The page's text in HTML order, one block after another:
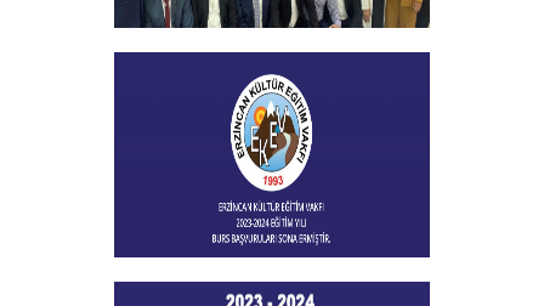
Vakfımızın 2023-2024 Yılı Burs
Toplantısı Yapıldı
+
Burs Başvuları Sona Ermiştir